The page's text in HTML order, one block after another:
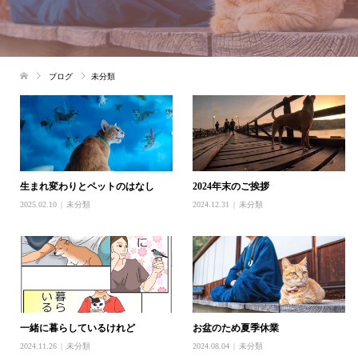
ブログ 未分類
生まれ変わりとペットのはなし
2025.02.10 未分類
2024年末のご挨拶
2024.12.31 未分類
一緒に暮らしているけれど
2024.11.26 未分類
お盆のため夏季休業
2024.08.04 未分類